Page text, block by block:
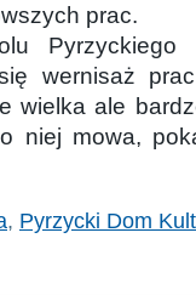
prac.
Pyrzyckiego
wernisaż
wielka ale
niej mowa,
, Pyrzycki Dom